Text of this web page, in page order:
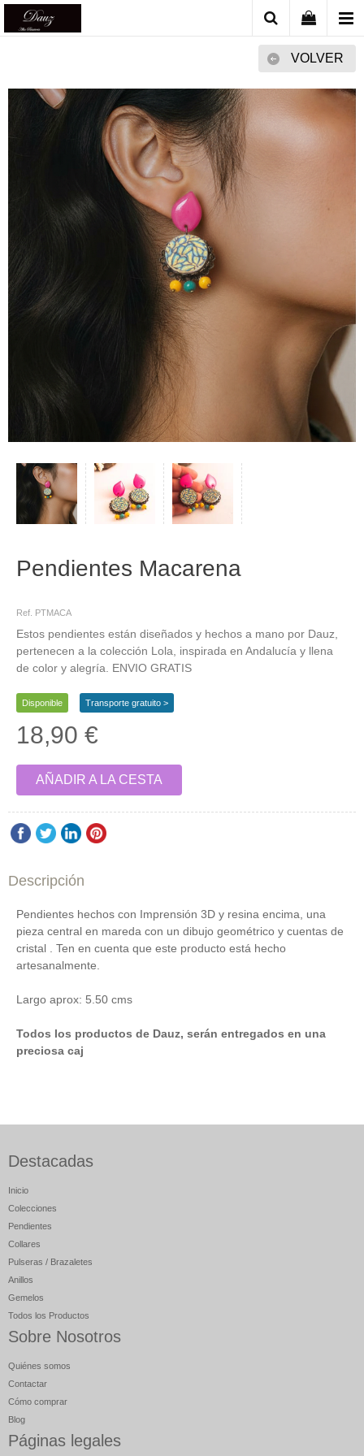
VOLVER
Pendientes Macarena
Ref. PTMACA
Estos pendientes están diseñados y hechos a mano por Dauz,
pertenecen a la colección Lola, inspirada en Andalucía y llena
de color y alegría. ENVIO GRATIS
Disponible Transporte gratuito >
18,90 €
AÑADIR A LA CESTA
Descripción
Pendientes hechos con Imprensión 3D y resina encima, una
pieza central en mareda con un dibujo geométrico y cuentas de
cristal . Ten en cuenta que este producto está hecho
artesanalmente.
Largo aprox: 5.50 cms
Todos los productos de Dauz, serán entregados en una
preciosa caj
Destacadas
Inicio
Colecciones
Pendientes
Collares
Pulseras / Brazaletes
Anillos
Gemelos
Todos los Productos
Sobre Nosotros
Quiénes somos
Contactar
Cómo comprar
Blog
Páginas legales